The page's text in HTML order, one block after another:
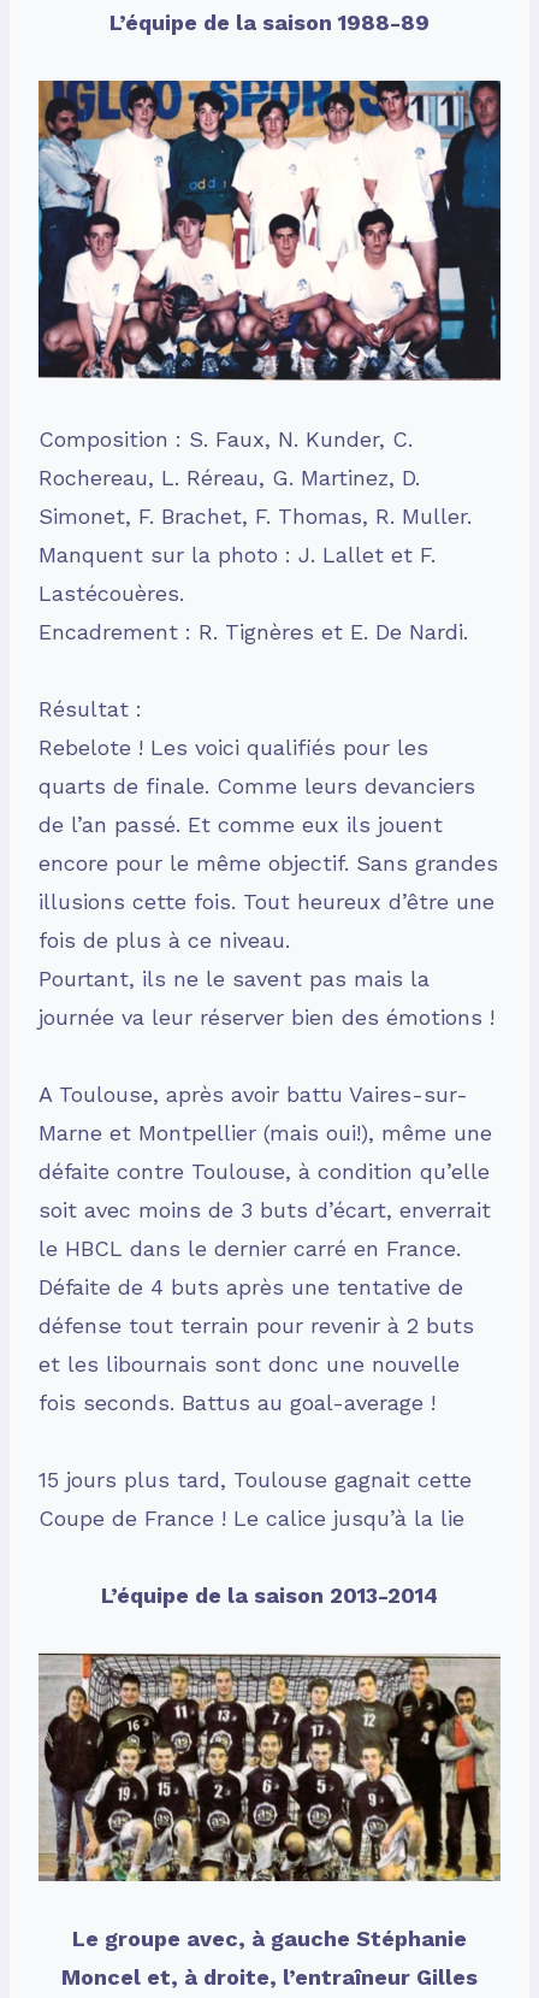
L’équipe de la saison 1988-89
Composition : S. Faux, N. Kunder, C.
Rochereau, L. Réreau, G. Martinez, D.
Simonet, F. Brachet, F. Thomas, R. Muller.
Manquent sur la photo : J. Lallet et F.
Lastécouères.
Encadrement : R. Tignères et E. De Nardi.
Résultat :
Rebelote ! Les voici qualifiés pour les
quarts de finale. Comme leurs devanciers
de l’an passé. Et comme eux ils jouent
encore pour le même objectif. Sans grandes
illusions cette fois. Tout heureux d’être une
fois de plus à ce niveau.
Pourtant, ils ne le savent pas mais la
journée va leur réserver bien des émotions !
A Toulouse, après avoir battu Vaires-sur-
Marne et Montpellier (mais oui!), même une
défaite contre Toulouse, à condition qu’elle
soit avec moins de 3 buts d’écart, enverrait
le HBCL dans le dernier carré en France.
Défaite de 4 buts après une tentative de
défense tout terrain pour revenir à 2 buts
et les libournais sont donc une nouvelle
fois seconds. Battus au goal-average !
15 jours plus tard, Toulouse gagnait cette
Coupe de France ! Le calice jusqu’à la lie
L’équipe de la saison 2013-2014
Le groupe avec, à gauche Stéphanie
Moncel et, à droite, l’entraîneur Gilles